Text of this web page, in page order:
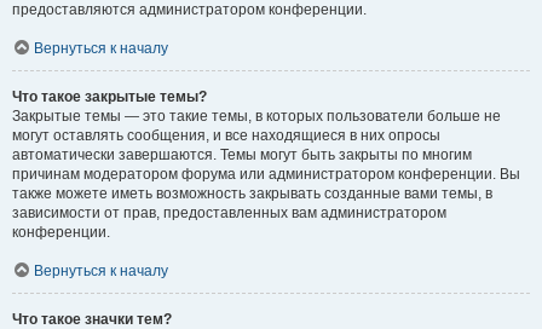
предоставляются администратором конференции.
Вернуться к началу
Что такое закрытые темы?
Закрытые темы — это такие темы, в которых пользователи больше не
могут оставлять сообщения, и все находящиеся в них опросы
автоматически завершаются. Темы могут быть закрыты по многим
причинам модератором форума или администратором конференции. Вы
также можете иметь возможность закрывать созданные вами темы, в
зависимости от прав, предоставленных вам администратором
конференции.
Вернуться к началу
Что такое значки тем?